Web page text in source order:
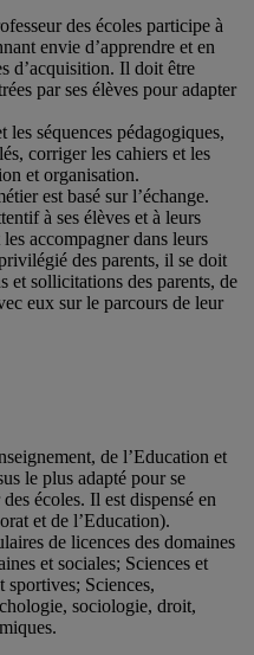
des écoles participe à
envie d’apprendre et en
d’acquisition. Il doit être
par ses élèves pour adapter
les séquences pédagogiques,
corriger les cahiers et les
et organisation.
est basé sur l’échange.
à ses élèves et à leurs
accompagner dans leurs
des parents, il se doit
et sollicitations des parents, de
eux sur le parcours de leur
de l’Education et
le plus adapté pour se
écoles. Il est dispensé en
et de l’Education).
de licences des domaines
et sociales; Sciences et
sportives; Sciences,
sociologie, droit,